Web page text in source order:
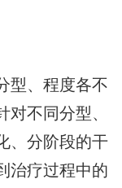
、程度各不
不同分型、
、分阶段的干
治疗过程中的